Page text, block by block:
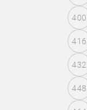
400
416
432
448